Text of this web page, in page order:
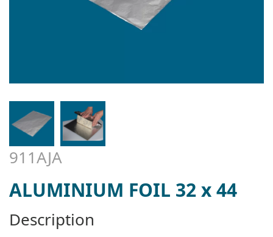
911AJA
ALUMINIUM FOIL 32 x 44
Description